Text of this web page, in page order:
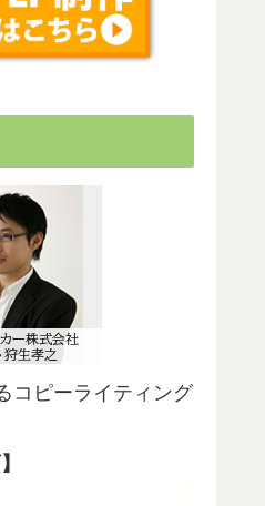
コピーライティング